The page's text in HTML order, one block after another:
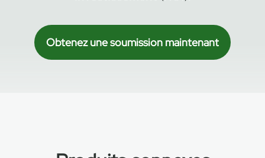
augmentent
durabilité
du
Obtenez une soumission maintenant